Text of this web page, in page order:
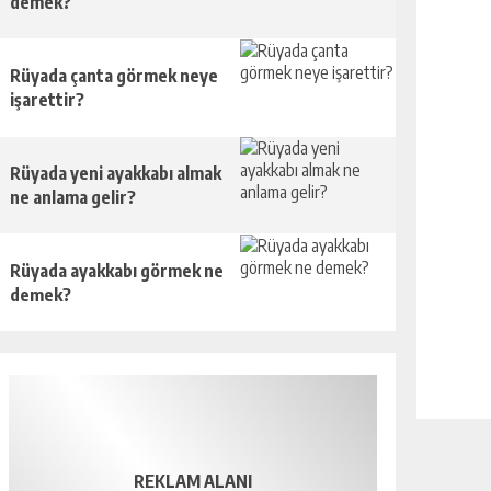
Rüyada çanta görmek neye
işarettir?
Rüyada yeni ayakkabı almak
ne anlama gelir?
Rüyada ayakkabı görmek ne
demek?
REKLAM ALANI